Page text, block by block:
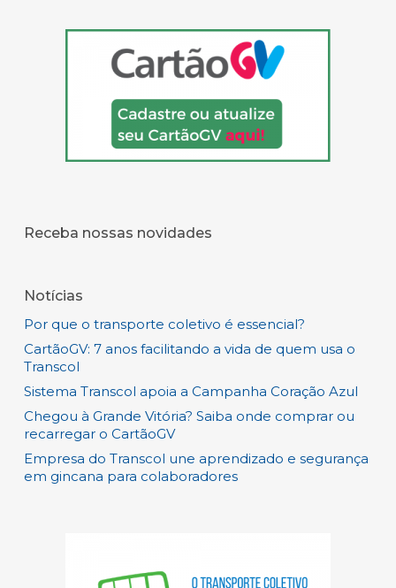
Receba nossas novidades
Notícias
Por que o transporte coletivo é essencial?
CartãoGV: 7 anos facilitando a vida de quem usa o
Transcol
Sistema Transcol apoia a Campanha Coração Azul
Chegou à Grande Vitória? Saiba onde comprar ou
recarregar o CartãoGV
Empresa do Transcol une aprendizado e segurança
em gincana para colaboradores